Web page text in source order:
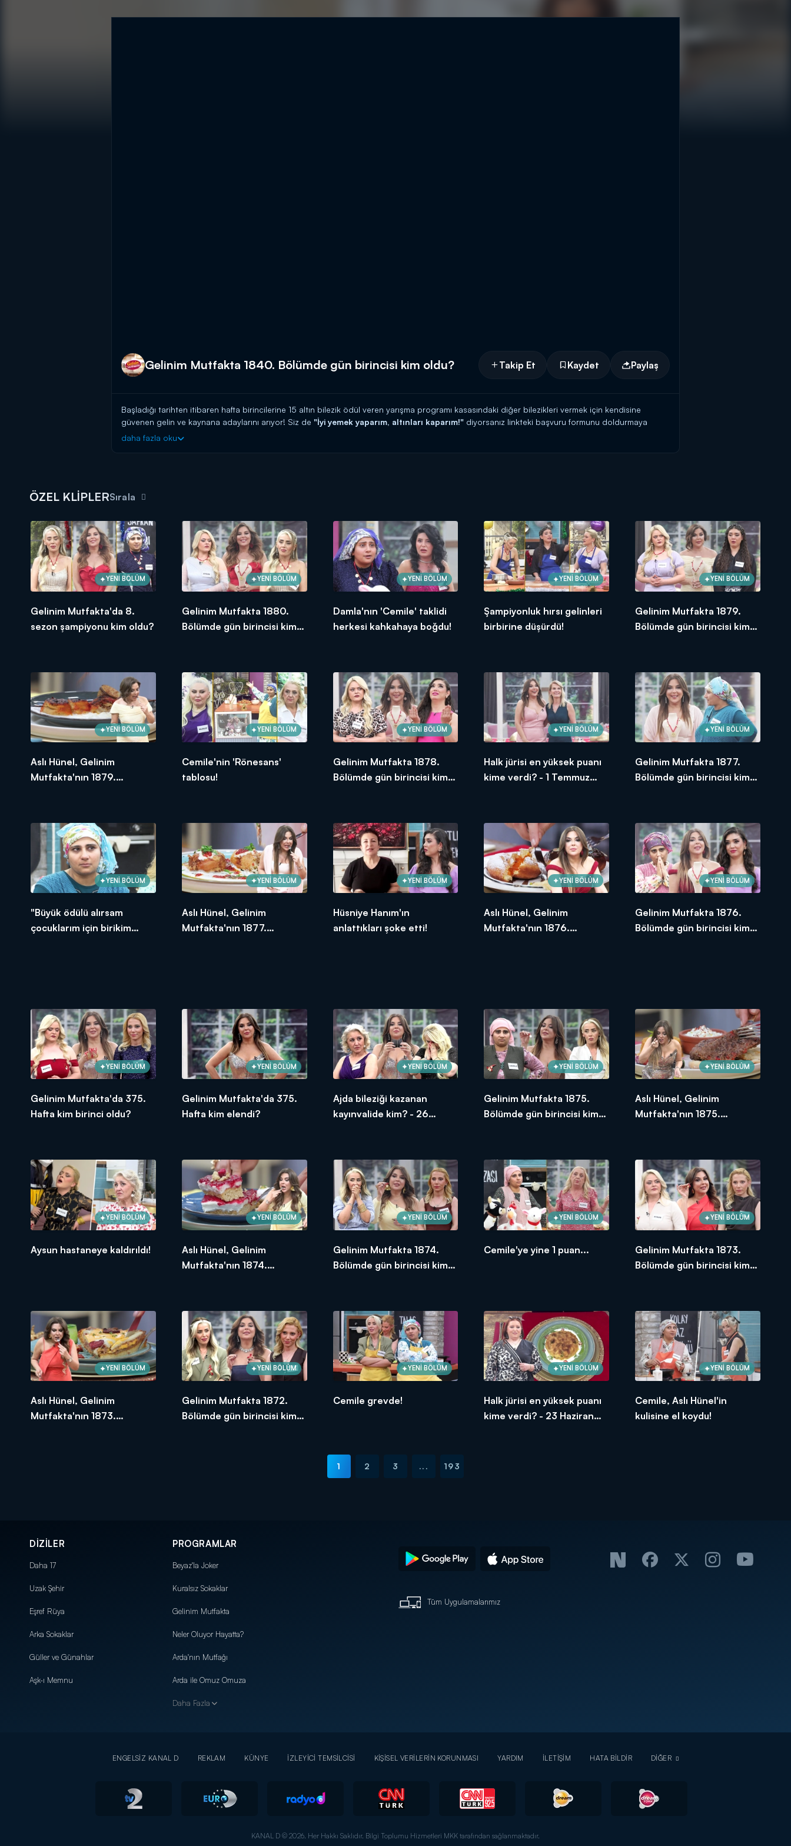
Gelinim Mutfakta 1840. Bölümde gün birincisi kim oldu? Takip Et Kaydet Paylaş
Başladığı tarihten itibaren hafta birincilerine 15 altın bilezik ödül veren yarışma programı kasasındaki diğer bilezikleri vermek için kendisine
güvenen gelin ve kaynana adaylarını arıyor! Siz de "İyi yemek yaparım, altınları kaparım!" diyorsanız linkteki başvuru formunu doldurmaya
başlayın!
daha fazla oku
ÖZEL KLİPLERSırala
YENİ BÖLÜM
Gelinim Mutfakta'da 8.
sezon şampiyonu kim oldu?
YENİ BÖLÜM
Gelinim Mutfakta 1880.
Bölümde gün birincisi kim
YENİ BÖLÜM
Damla'nın 'Cemile' taklidi
herkesi kahkahaya boğdu!
YENİ BÖLÜM
Şampiyonluk hırsı gelinleri
birbirine düşürdü!
YENİ BÖLÜM
Gelinim Mutfakta 1879.
Bölümde gün birincisi kim
YENİ BÖLÜM
Aslı Hünel, Gelinim
Mutfakta'nın 1879.
YENİ BÖLÜM
Cemile'nin 'Rönesans'
tablosu!
YENİ BÖLÜM
Gelinim Mutfakta 1878.
Bölümde gün birincisi kim
YENİ BÖLÜM
Halk jürisi en yüksek puanı
kime verdi? - 1 Temmuz
YENİ BÖLÜM
Gelinim Mutfakta 1877.
Bölümde gün birincisi kim
YENİ BÖLÜM
"Büyük ödülü alırsam
çocuklarım için birikim
YENİ BÖLÜM
Aslı Hünel, Gelinim
Mutfakta'nın 1877.
YENİ BÖLÜM
Hüsniye Hanım'ın
anlattıkları şoke etti!
YENİ BÖLÜM
Aslı Hünel, Gelinim
Mutfakta'nın 1876.
YENİ BÖLÜM
Gelinim Mutfakta 1876.
Bölümde gün birincisi kim
YENİ BÖLÜM
Gelinim Mutfakta'da 375.
Hafta kim birinci oldu?
YENİ BÖLÜM
Gelinim Mutfakta'da 375.
Hafta kim elendi?
YENİ BÖLÜM
Ajda bileziği kazanan
kayınvalide kim? - 26
YENİ BÖLÜM
Gelinim Mutfakta 1875.
Bölümde gün birincisi kim
YENİ BÖLÜM
Aslı Hünel, Gelinim
Mutfakta'nın 1875.
YENİ BÖLÜM
Aysun hastaneye kaldırıldı!
YENİ BÖLÜM
Aslı Hünel, Gelinim
Mutfakta'nın 1874.
YENİ BÖLÜM
Gelinim Mutfakta 1874.
Bölümde gün birincisi kim
YENİ BÖLÜM
Cemile'ye yine 1 puan...
YENİ BÖLÜM
Gelinim Mutfakta 1873.
Bölümde gün birincisi kim
YENİ BÖLÜM
Aslı Hünel, Gelinim
Mutfakta'nın 1873.
YENİ BÖLÜM
Gelinim Mutfakta 1872.
Bölümde gün birincisi kim
YENİ BÖLÜM
Cemile grevde!
YENİ BÖLÜM
Halk jürisi en yüksek puanı
kime verdi? - 23 Haziran
YENİ BÖLÜM
Cemile, Aslı Hünel'in
kulisine el koydu!
1 2 3 ... 193
DİZİLER
Daha 17
Uzak Şehir
Eşref Rüya
Arka Sokaklar
Güller ve Günahlar
Aşk-ı Memnu
PROGRAMLAR
Beyaz'la Joker
Kuralsız Sokaklar
Gelinim Mutfakta
Neler Oluyor Hayatta?
Arda'nın Mutfağı
Arda ile Omuz Omuza
Daha Fazla
Tüm Uygulamalarımız
ENGELSİZ KANAL D REKLAM KÜNYE İZLEYİCİ TEMSİLCİSİ KİŞİSEL VERİLERİN KORUNMASI YARDIM İLETİŞİM HATA BİLDİR DİĞER
KANAL D © 2026. Her Hakkı Saklıdır. Bilgi Toplumu Hizmetleri MKK tarafından sağlanmaktadır.